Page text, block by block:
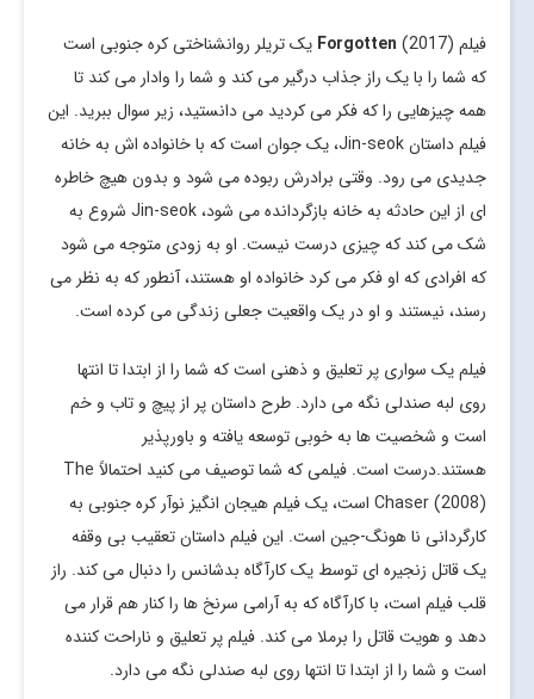
فیلم Forgotten (2017) یک تریلر روانشناختی کره جنوبی است
که شما را با یک راز جذاب درگیر می کند و شما را وادار می کند تا
همه چیزهایی را که فکر می کردید می دانستید، زیر سوال ببرید. این
فیلم داستان Jin-seok، یک جوان است که با خانواده اش به خانه
جدیدی می رود. وقتی برادرش ربوده می شود و بدون هیچ خاطره
ای از این حادثه به خانه بازگردانده می شود، Jin-seok شروع به
شک می کند که چیزی درست نیست. او به زودی متوجه می شود
که افرادی که او فکر می کرد خانواده او هستند، آنطور که به نظر می
رسند، نیستند و او در یک واقعیت جعلی زندگی می کرده است.
فیلم یک سواری پر تعلیق و ذهنی است که شما را از ابتدا تا انتها
روی لبه صندلی نگه می دارد. طرح داستان پر از پیچ و تاب و خم
است و شخصیت ها به خوبی توسعه یافته و باورپذیر
هستند.درست است. فیلمی که شما توصیف می کنید احتمالاً The
Chaser (2008) است، یک فیلم هیجان انگیز نوآر کره جنوبی به
کارگردانی نا هونگ-جین است. این فیلم داستان تعقیب بی وقفه
یک قاتل زنجیره ای توسط یک کارآگاه بدشانس را دنبال می کند. راز
قلب فیلم است، با کارآگاه که به آرامی سرنخ ها را کنار هم قرار می
دهد و هویت قاتل را برملا می کند. فیلم پر تعلیق و ناراحت کننده
است و شما را از ابتدا تا انتها روی لبه صندلی نگه می دارد.